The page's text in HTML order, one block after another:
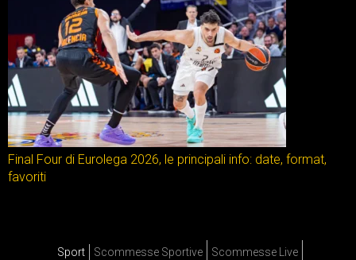
Final Four di Eurolega 2026, le principali info: date, format,
favoriti
Sport Scommesse Sportive
Scommesse Live